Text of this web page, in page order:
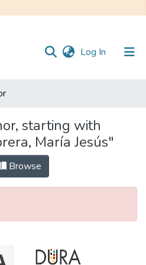
Log In (current)
starting with
María Jesús"
Browse